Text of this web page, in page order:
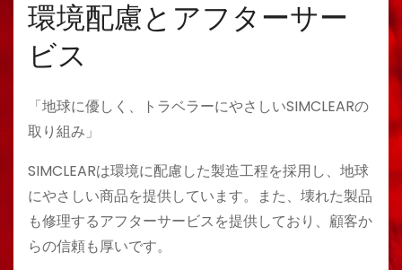
環境配慮とアフターサー
ビス
「地球に優しく、トラベラーにやさしいSIMCLEARの
取り組み」
SIMCLEARは環境に配慮した製造工程を採用し、地球
にやさしい商品を提供しています。また、壊れた製品
も修理するアフターサービスを提供しており、顧客か
らの信頼も厚いです。